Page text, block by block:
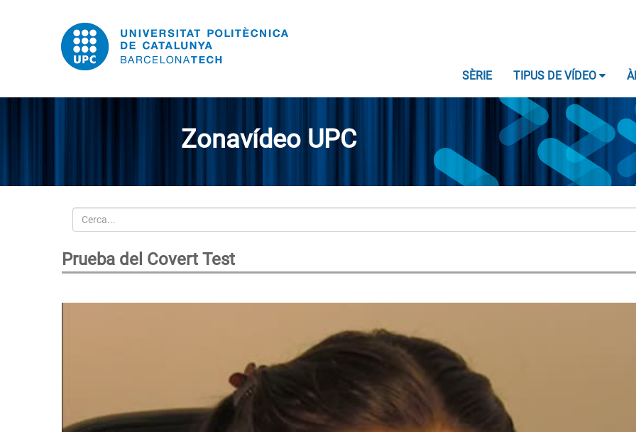
SÈRIE TIPUS DE VÍDEO
Zonavídeo UPC
Cerca
Prueba del Covert Test